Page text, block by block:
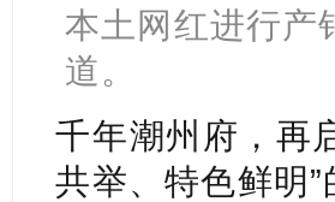
本土网红进行产
道。
千年潮州府，再
共举、特色鲜明